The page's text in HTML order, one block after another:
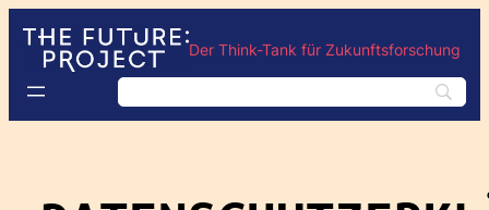
Der Think-Tank für Zukunftsforschung